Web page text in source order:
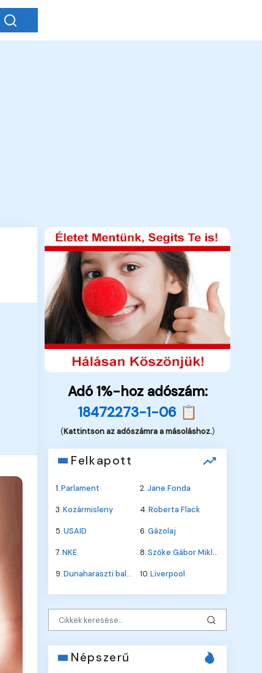
Adó 1%-hoz adószám:
18472273-1-06 📋
(Kattintson az adószámra a másoláshoz.)
Felkapott
1.Parlament 2.Jane Fonda
3.Kozármisleny 4.Roberta Flack
5.USAID 6.Gázolaj
7.NKE 8.Szőke Gábor Miklós
9.Dunaharaszti baleset 10.Liverpool
Népszerű